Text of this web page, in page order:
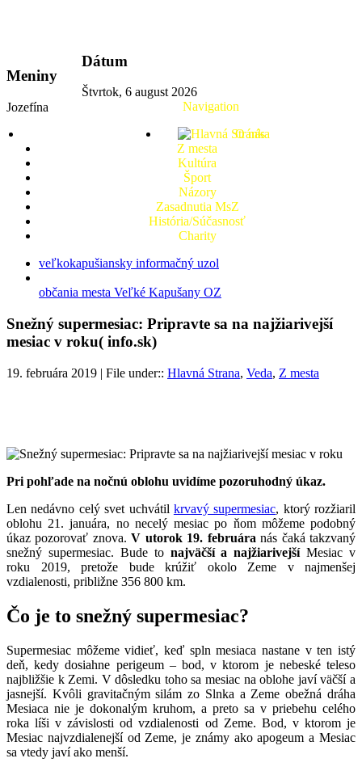
Meniny
Jozefína
Dátum
Štvrtok, 6 august 2026
Navigation
O nás
Z mesta
Kultúra
Šport
Názory
Zasadnutia MsZ
História/Súčasnosť
Charity
veľkokapušiansky informačný uzol
občania mesta Veľké Kapušany OZ
Snežný supermesiac: Pripravte sa na najžiarivejší
mesiac v roku( info.sk)
19. februára 2019 | File under:: Hlavná Strana, Veda, Z mesta
Pri pohľade na nočnú oblohu uvidíme pozoruhodný úkaz.
Len nedávno celý svet uchvátil krvavý supermesiac, ktorý rozžiaril
oblohu 21. januára, no necelý mesiac po ňom môžeme podobný
úkaz pozorovať znova.V utorok 19. februára nás čaká takzvaný
snežný supermesiac. Bude to najväčší a najžiarivejšíMesiac v
roku 2019, pretože bude krúžiť okolo Zeme v najmenšej
vzdialenosti, približne 356 800 km.
Čo je to snežný supermesiac?
Supermesiac môžeme vidieť, keď spln mesiaca nastane v ten istý
deň, kedy dosiahne perigeum – bod, v ktorom je nebeské teleso
najbližšie k Zemi. V dôsledku toho sa mesiac na oblohe javí väčší a
jasnejší. Kvôli gravitačným silám zo Slnka a Zeme obežná dráha
Mesiaca nie je dokonalým kruhom, a preto sa v priebehu celého
roka líši v závislosti od vzdialenosti od Zeme. Bod, v ktorom je
Mesiac najvzdialenejší od Zeme, je známy ako apogeum a Mesiac
sa vtedy javí ako menší.